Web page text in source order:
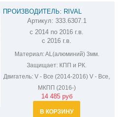
ПРОИЗВОДИТЕЛЬ: RIVAL
ЗАЩИТА КПП И РК УАЗ PATRIOT
333.6307.1
Артикул: 333.6307.1
с 2014 по 2016 г.в.
с 2016 г.в.
Материал:AL(алюминий) 3мм.
Защищает: КПП и РК.
Двигатель: V - Все (2014-2016) V - Все,
МКПП (2016-)
14 485 руб
В КОРЗИНУ